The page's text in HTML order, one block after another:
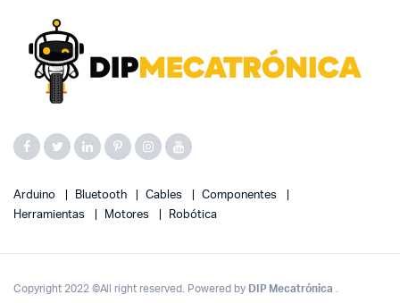
Arduino Bluetooth Cables
Componentes
Herramientas
Motores Robótica
Copyright 2022 ©All right reserved. Powered by DIP Mecatrónica